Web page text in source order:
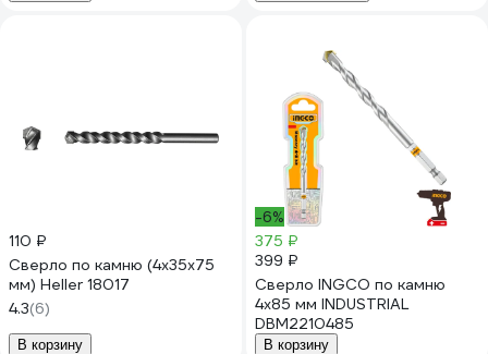
110 ₽
Сверло по камню (4х35x75
мм) Heller 18017
4.3(6)
В корзину
-6%
375 ₽
399 ₽
Сверло INGCO по камню
4х85 мм INDUSTRIAL
DBM2210485
В корзину